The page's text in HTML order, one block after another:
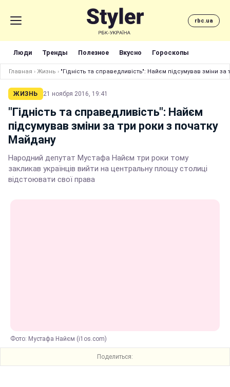
rbc.ua
Люди Тренды Полезное Вкусно Гороскопы
Главная › Жизнь › "Гідність та справедливість": Найєм підсумував зміни
ЖИЗНЬ 21 ноября 2016, 19:41
"Гідність та справедливість": Найєм
підсумував зміни за три роки з початку
Майдану
Народний депутат Мустафа Найєм три роки тому
закликав українців вийти на центральну площу столиці
відстоювати свої права
Фото: Мустафа Найєм (i1os.com)
Поделиться: